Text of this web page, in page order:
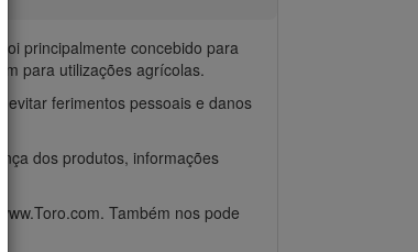
principalmente concebido para
para utilizações agrícolas.
ferimentos pessoais e danos
dos produtos, informações
Também nos pode